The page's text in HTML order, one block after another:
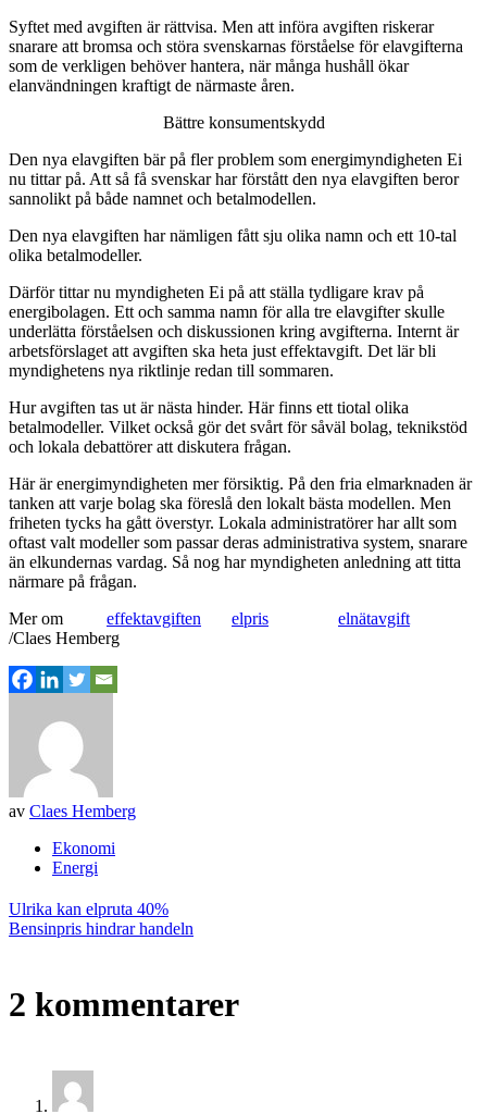
Syftet med avgiften är rättvisa. Men att införa avgiften riskerar
snarare att bromsa och störa svenskarnas förståelse för elavgifterna
som de verkligen behöver hantera, när många hushåll ökar
elanvändningen kraftigt de närmaste åren.
Bättre konsumentskydd
Den nya elavgiften bär på fler problem som energimyndigheten Ei
nu tittar på. Att så få svenskar har förstått den nya elavgiften beror
sannolikt på både namnet och betalmodellen.
Den nya elavgiften har nämligen fått sju olika namn och ett 10-tal
olika betalmodeller.
Därför tittar nu myndigheten Ei på att ställa tydligare krav på
energibolagen. Ett och samma namn för alla tre elavgifter skulle
underlätta förståelsen och diskussionen kring avgifterna. Internt är
arbetsförslaget att avgiften ska heta just effektavgift. Det lär bli
myndighetens nya riktlinje redan till sommaren.
Hur avgiften tas ut är nästa hinder. Här finns ett tiotal olika
betalmodeller. Vilket också gör det svårt för såväl bolag, teknikstöd
och lokala debattörer att diskutera frågan.
Här är energimyndigheten mer försiktig. På den fria elmarknaden är
tanken att varje bolag ska föreslå den lokalt bästa modellen. Men
friheten tycks ha gått överstyr. Lokala administratörer har allt som
oftast valt modeller som passar deras administrativa system, snarare
än elkundernas vardag. Så nog har myndigheten anledning att titta
närmare på frågan.
Mer om effektavgiften elpris
elnätavgift
/Claes Hemberg
av Claes Hemberg
Ekonomi
Energi
Inläggsnavigering
Ulrika kan elpruta 40%
Bensinpris hindrar handeln
2 kommentarer